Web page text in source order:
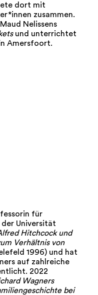
dort mit
zusammen.
Nelissens
und unterrichtet
Amersfoort.
für
Universität
Hitchcock und
Verhältnis von
1996) und hat
auf zahlreiche
2022
Wagners
bei